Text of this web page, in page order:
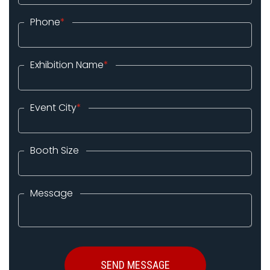
Phone*
Exhibition Name*
Event City*
Booth Size
Message